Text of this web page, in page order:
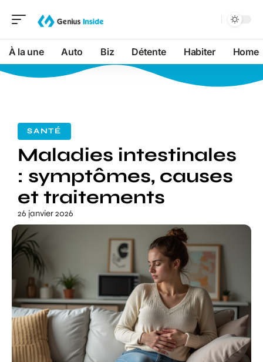
À la une Auto Biz Détente Habiter Home
SANTÉ
Maladies intestinales
: symptômes, causes
et traitements
26 janvier 2026